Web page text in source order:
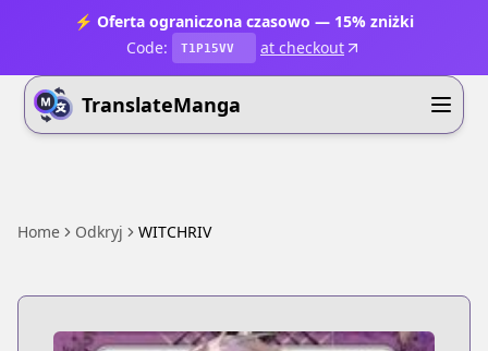
⚡ Oferta ograniczona czasowo — 15% zniżki
Code:
T1P15VV at checkout
TranslateManga
Home Odkryj WITCHRIV